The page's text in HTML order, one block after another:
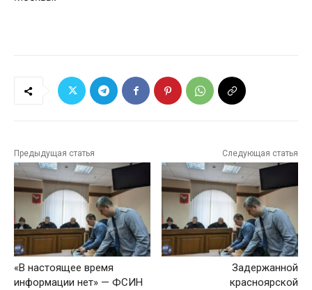
Предыдущая статья
«В настоящее время
информации нет» — ФСИН
Следующая статья
Задержанной
красноярской